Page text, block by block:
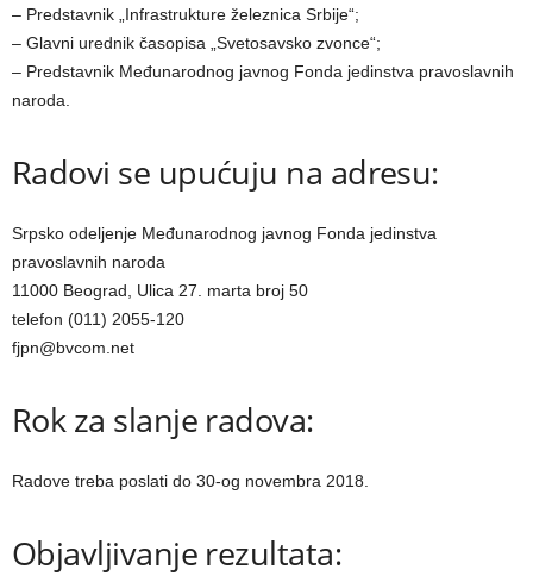
– Predstavnik „Infrastrukture železnica Srbije“;
– Glavni urednik časopisa „Svetosavsko zvonce“;
– Predstavnik Međunarodnog javnog Fonda jedinstva pravoslavnih
naroda.
Radovi se upućuju na adresu:
Srpsko odelјenje Međunarodnog javnog Fonda jedinstva
pravoslavnih naroda
11000 Beograd, Ulica 27. marta broj 50
telefon (011) 2055-120
fjpn@bvcom.net
Rok za slanje radova:
Radove treba poslati do 30-og novembra 2018.
Objavlјivanje rezultata: